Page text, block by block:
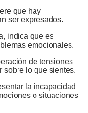
que hay
ser expresados.
indica que es
emocionales.
de tensiones
sobre lo que sientes.
la incapacidad
o situaciones